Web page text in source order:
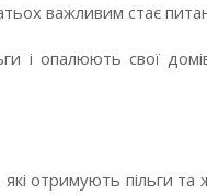
важливим стає
і опалюють свої
отримують пільги та